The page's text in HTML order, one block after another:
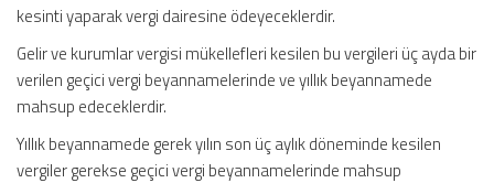
kesinti yaparak vergi dairesine ödeyeceklerdir.
Gelir ve kurumlar vergisi mükellefleri kesilen bu vergileri üç ayda bir
verilen geçici vergi beyannamelerinde ve yıllık beyannamede
mahsup edeceklerdir.
Yıllık beyannamede gerek yılın son üç aylık döneminde kesilen
vergiler gerekse geçici vergi beyannamelerinde mahsup